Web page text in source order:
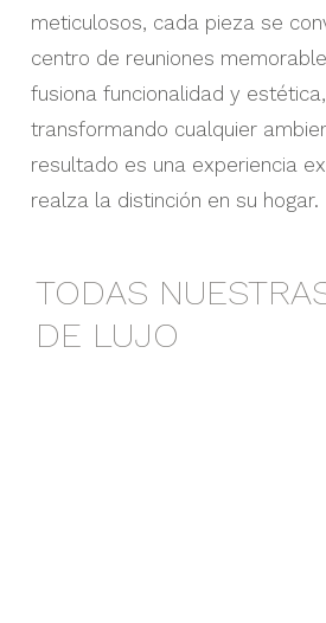
meticulosos, cada pieza se
centro de reuniones
fusiona funcionalidad y estética,
transformando cualquier
resultado es una experiencia
realza la distinción en su hogar.
TODAS
DE LUJO